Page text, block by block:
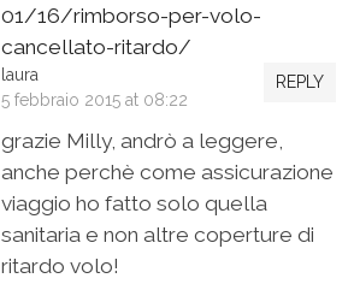
01/16/rimborso-per-volo-
cancellato-ritardo/
REPLY
laura
5 febbraio 2015 at 08:22
grazie Milly, andrò a leggere,
anche perchè come assicurazione
viaggio ho fatto solo quella
sanitaria e non altre coperture di
ritardo volo!